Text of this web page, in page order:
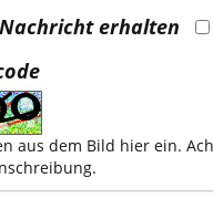
erhalten
aus dem Bild hier ein.